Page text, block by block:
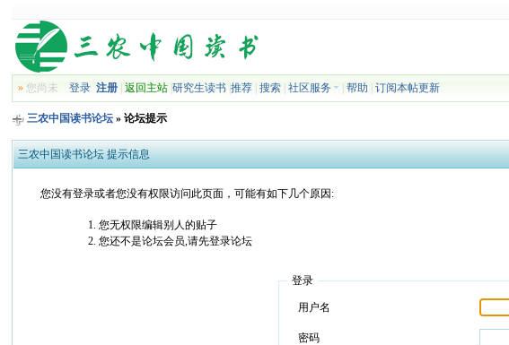
» 您尚未登录 注册 |返回主站 |研究生读书 |推荐 |搜索 |社区服务 |帮助 |订阅本帖更新
三农中国读书论坛 » 论坛提示
三农中国读书论坛 提示信息
您没有登录或者您没有权限访问此页面，可能有如下几个原因:
您无权限编辑别人的贴子
您还不是论坛会员,请先登录论坛
登录
用户名
密码